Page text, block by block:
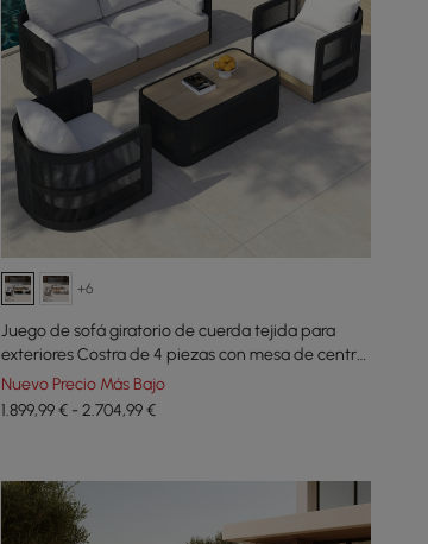
+6
Juego de sofá giratorio de cuerda tejida para
exteriores Costra de 4 piezas con mesa de centro
en negro para 4 personas
Nuevo Precio Más Bajo
1.899,99 € - 2.704,99 €